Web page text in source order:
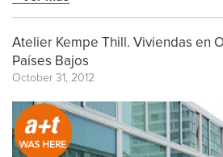
Atelier Kempe Thill. Viviendas en
Países Bajos
October 31, 2012